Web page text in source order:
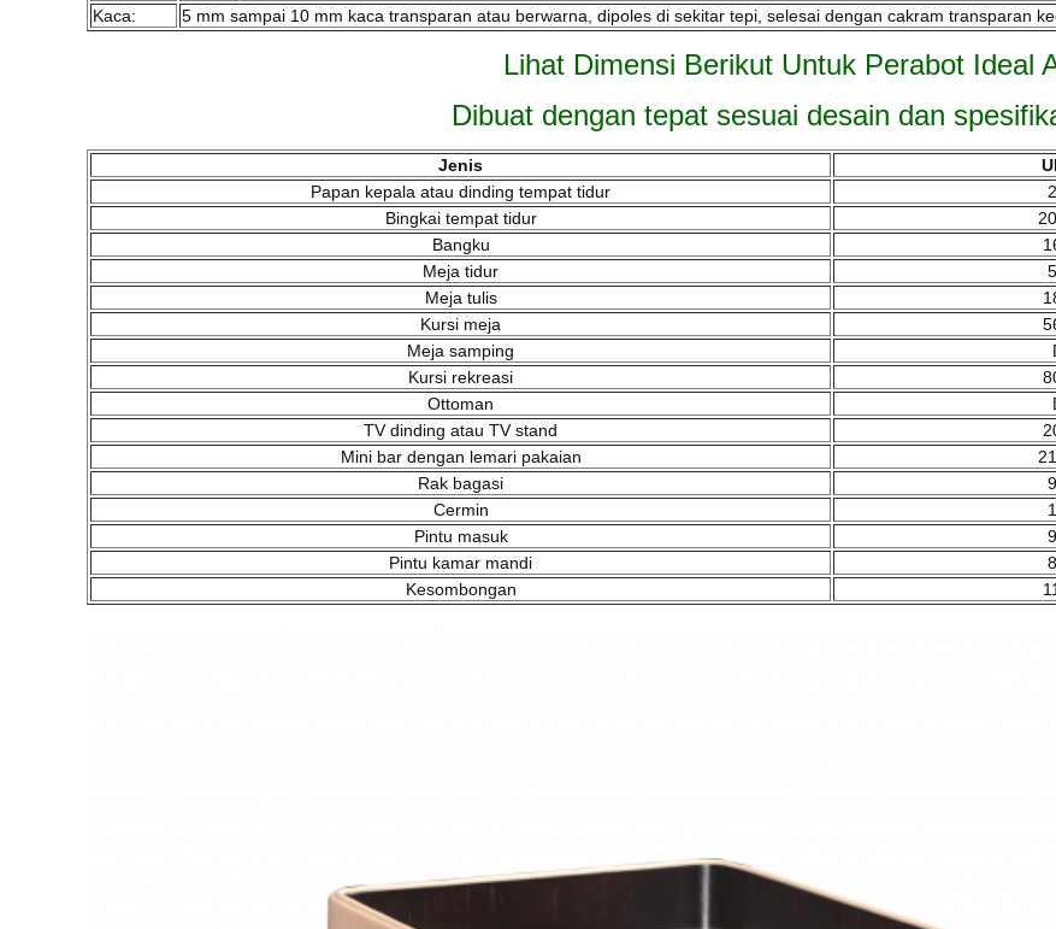
Kaca:
5 mm sampai 10 mm kaca transparan atau berwarna, dipoles di sekitar tepi, selesai dengan cakram transparan
Lihat Dimensi Berikut Untuk Perabot Ideal
Dibuat dengan tepat sesuai desain dan
Jenis
Papan kepala atau dinding tempat tidur
Bingkai tempat tidur
Bangku
Meja tidur
Meja tulis
Kursi meja
Meja samping
Kursi rekreasi
Ottoman
TV dinding atau TV stand
Mini bar dengan lemari pakaian
Rak bagasi
Cermin
Pintu masuk
Pintu kamar mandi
Kesombongan